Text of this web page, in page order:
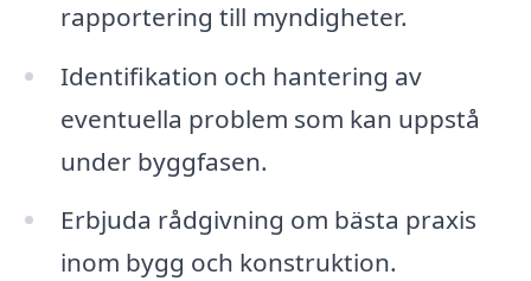
rapportering till myndigheter.
Identifikation och hantering av
eventuella problem som kan uppstå
under byggfasen.
Erbjuda rådgivning om bästa praxis
inom bygg och konstruktion.